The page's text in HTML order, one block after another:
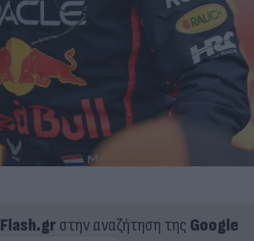
Flash.grστην αναζήτηση της Google